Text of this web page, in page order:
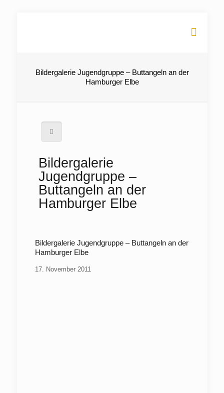
Bildergalerie Jugendgruppe – Buttangeln an der
Hamburger Elbe
Bildergalerie
Jugendgruppe –
Buttangeln an der
Hamburger Elbe
Bildergalerie Jugendgruppe – Buttangeln an der
Hamburger Elbe
17. November 2011